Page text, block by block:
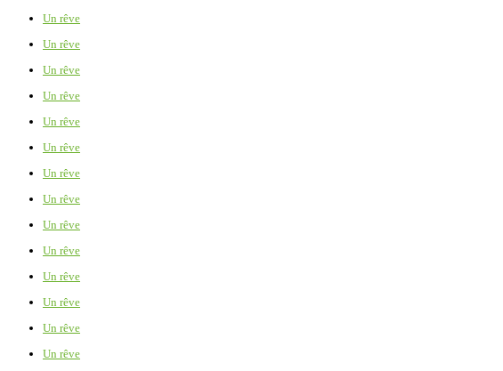
Un rêve
Un rêve
Un rêve
Un rêve
Un rêve
Un rêve
Un rêve
Un rêve
Un rêve
Un rêve
Un rêve
Un rêve
Un rêve
Un rêve